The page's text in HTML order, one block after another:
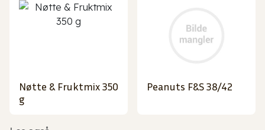
Nøtte & Fruktmix 350
g
Peanuts F&S 38/42